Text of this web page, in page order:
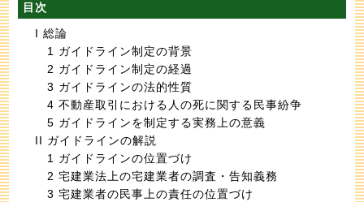
目次
I 総論
1 ガイドライン制定の背景
2 ガイドライン制定の経過
3 ガイドラインの法的性質
4 不動産取引における人の死に関する民事紛争
5 ガイドラインを制定する実務上の意義
II ガイドラインの解説
1 ガイドラインの位置づけ
2 宅建業法上の宅建業者の調査・告知義務
3 宅建業者の民事上の責任の位置づけ